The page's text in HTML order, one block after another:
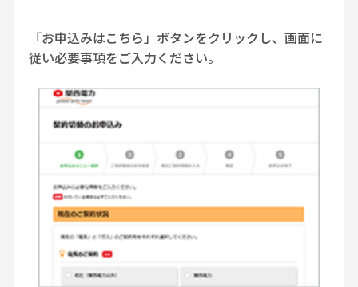
「お申込みはこちら」ボタンをクリックし、画面に
従い必要事項をご入力ください。